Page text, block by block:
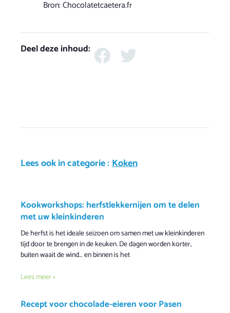
Bron: Chocolatetcaetera.fr
Deel deze inhoud:
Lees ook in categorie :Koken
Kookworkshops: herfstlekkernijen om te delen
met uw kleinkinderen
De herfst is het ideale seizoen om samen met uw kleinkinderen
tijd door te brengen in de keuken. De dagen worden korter,
buiten waait de wind… en binnen is het
Lees meer »
Recept voor chocolade-eieren voor Pasen